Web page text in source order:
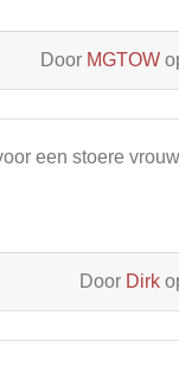
Door MGTOW
een stoere
Door Dirk